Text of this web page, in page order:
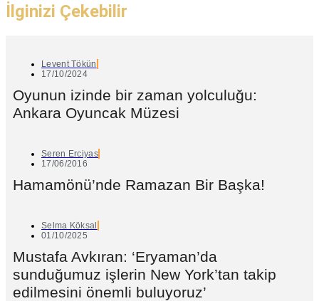
İlginizi Çekebilir
Levent Tökün
17/10/2024
Oyunun izinde bir zaman yolculuğu:
Ankara Oyuncak Müzesi
Seren Erciyas
17/06/2016
Hamamönü’nde Ramazan Bir Başka!
Selma Köksal
01/10/2025
Mustafa Avkıran: ‘Eryaman’da
sunduğumuz işlerin New York’tan takip
edilmesini önemli buluyoruz’